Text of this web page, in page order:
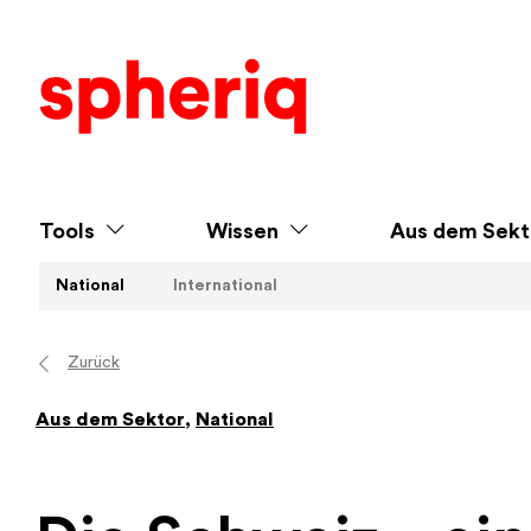
Tools Wissen Aus dem
National International
Zurück
Aus dem Sektor, National